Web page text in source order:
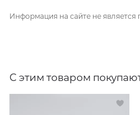
Информация на сайте не
С этим товаром